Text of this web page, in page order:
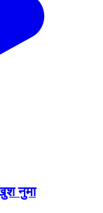
नुमा